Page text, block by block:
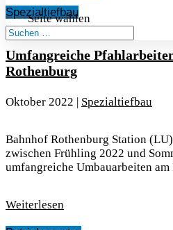
Seite wählen
Spezialtiefbau
Umfangreiche
Rothenburg
Oktober 2022 | Spezialtiefbau
Bahnhof Rothenburg Station
zwischen Frühling 2022 und
umfangreiche Umbauarbeiten
Weiterlesen